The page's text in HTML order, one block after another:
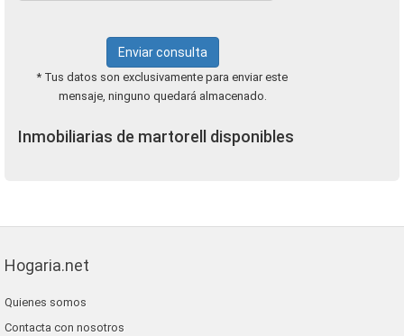
Enviar consulta
* Tus datos son exclusivamente para enviar este
mensaje, ninguno quedará almacenado.
Inmobiliarias de martorell disponibles
Hogaria.net
Quienes somos
Contacta con nosotros